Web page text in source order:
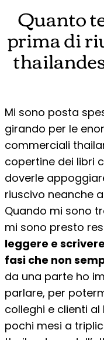
Quanto
prima di
Mi sono posta
girando per le
commerciali
copertine dei libri
doverle
riuscivo neanche
Quando mi sono
mi sono presto
leggere e
fasi che non
da una parte ho
parlare, per
colleghi e clienti
pochi mesi a